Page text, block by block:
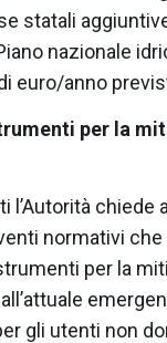
statali
nazionale
euro/anno
per la
l’Autorità chiede
normativi
per la
gli utenti non